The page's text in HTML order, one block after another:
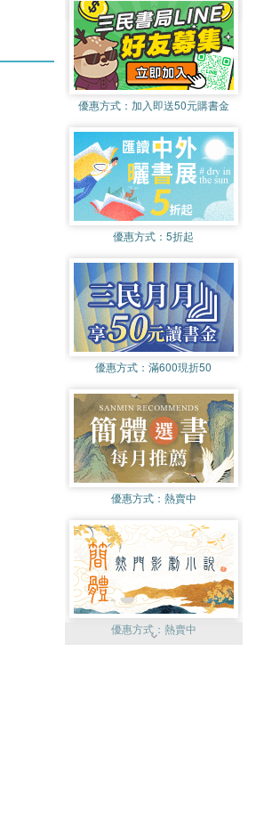
優惠方式： 加入即送50元購書金
優惠方式：5折起
優惠方式：滿600現折50
優惠方式： 熱賣中
優惠方式： 熱賣中